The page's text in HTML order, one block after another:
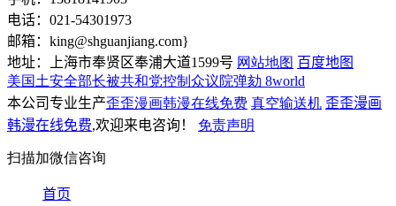
电话：021-54301973
邮箱： king@shguanjiang.com}
地址：上海市奉贤区奉浦大道1599号 网站地图 百度地图
美国土安全部长被共和党控制众议院弹劾 8world
本公司专业生产歪歪漫画韩漫在线免费 真空输送机 歪歪漫画
韩漫在线免费,欢迎来电咨询！ 免责声明
扫描加微信咨询
首页